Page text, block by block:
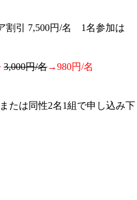
割引 7,500円/名 1名参加は
3,000円/名→980円/名
たは同性2名1組で申し込み下